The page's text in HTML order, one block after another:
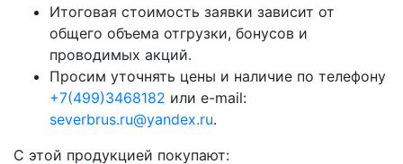
Итоговая стоимость заявки зависит от
общего объема отгрузки, бонусов и
проводимых акций.
Просим уточнять цены и наличие по телефону
+7(499)3468182 или e-mail:
severbrus.ru@yandex.ru.
C этой продукцией покупают: